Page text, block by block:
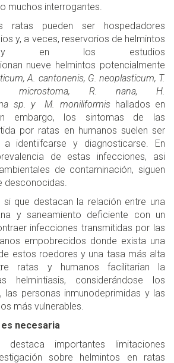
muchos interrogantes.
pueden ser hospedadores
y, a veces, reservorios de helmintos
y en los estudios
nueve helmintos potencialmente
A. cantonenis, G. neoplasticum, T.
R. microstoma, R. nana, H.
sp. y M. moniliformis hallados en
embargo, los sintomas de las
por ratas en humanos suelen ser
identiifcarse y diagnosticarse. En
de estas infecciones, asi
de contaminación, siguen
desconocidas.
si que destacan la relación entre una
y saneamiento deficiente con un
infecciones transmitidas por las
empobrecidos donde exista una
estos roedores y una tasa más alta
ratas y humanos facilitarian la
helmintiasis, considerándose los
las personas inmunodeprimidas y las
más vulnerables.
necesaria
importantes limitaciones
sobre helmintos en ratas